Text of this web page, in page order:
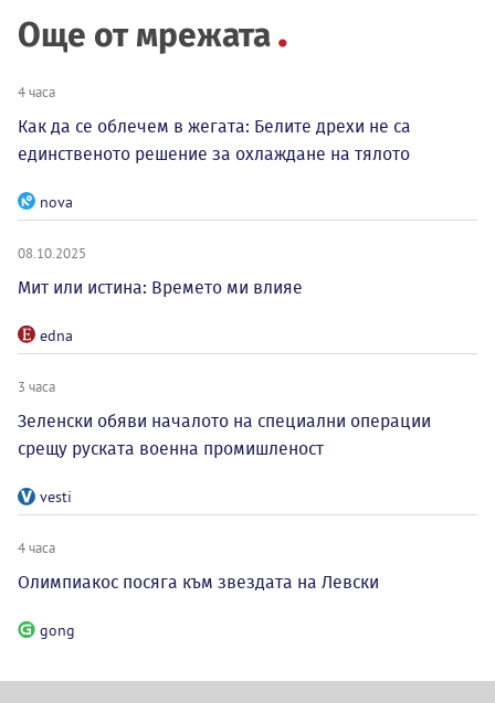
Още от мрежата
4 часа
Как да се облечем в жегата: Белите дрехи не са
единственото решение за охлаждане на тялото
nova
08.10.2025
Мит или истина: Времето ми влияе
edna
3 часа
Зеленски обяви началото на специални операции
срещу руската военна промишленост
vesti
4 часа
Олимпиакос посяга към звездата на Левски
gong